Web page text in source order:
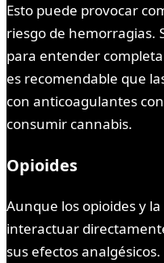
Esto puede provocar
riesgo de hemorragias.
para entender
es recomendable que
con anticoagulantes
consumir cannabis.
Opioides
Aunque los opioides y
interactuar
sus efectos